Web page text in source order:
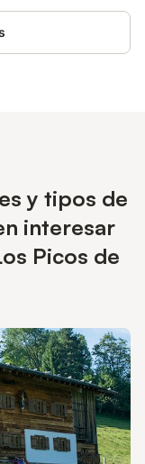
y tipos de
interesar
Picos de